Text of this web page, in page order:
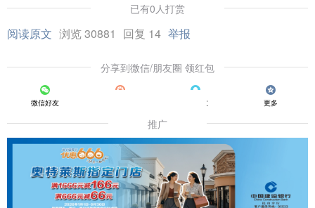
已有0人打赏
阅读原文 浏览 30881 回复 14 举报
分享到微信/朋友圈 领红包
微信好友 QQ好友 更多
推广